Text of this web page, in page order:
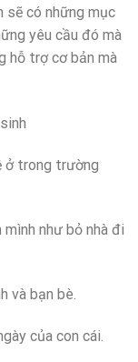
sẽ có những mục
yêu cầu đó mà
hỗ trợ cơ bản mà
ở trong trường
như bỏ nhà đi
và bạn bè.
của con cái.